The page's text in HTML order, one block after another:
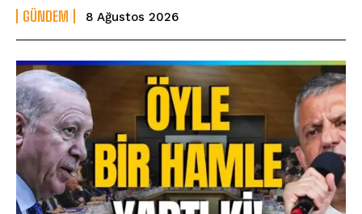
GÜNDEM 8 Ağustos 2026